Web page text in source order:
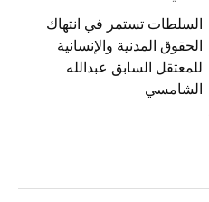
السلطات تستمر في انتهاك
الحقوق المدنية والإنسانية
للمعتقل السابق عبدالله
الشامسي